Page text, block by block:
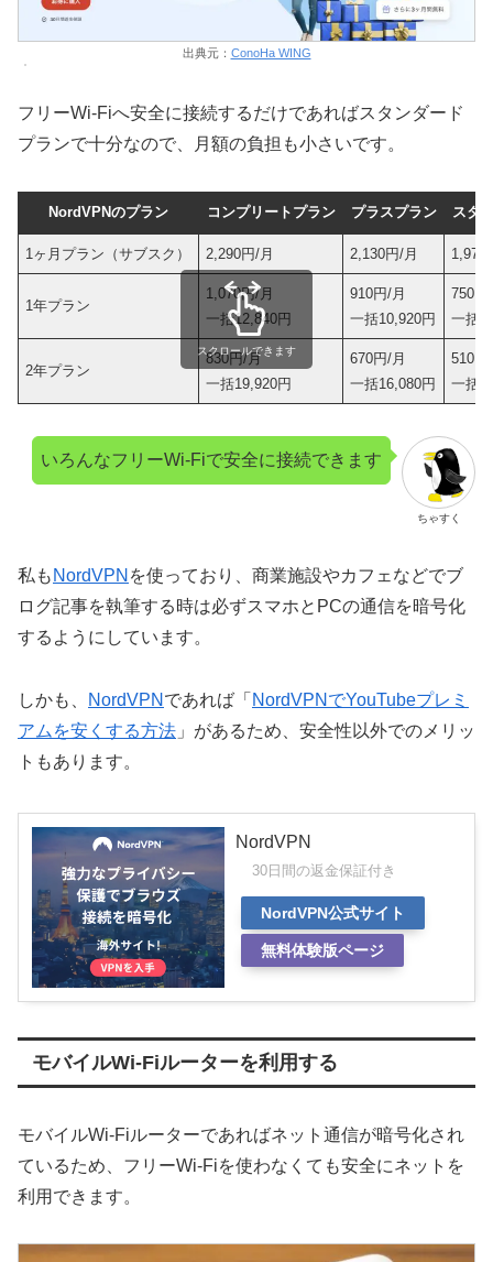
出典元： ConoHa WING
フリーWi-Fiへ安全に接続するだけであればスタンダード
プランで十分なので、月額の負担も小さいです。
NordVPNのプラン コンプリートプラン プラスプラン スタ
1ヶ月プラン（サブスク） 2,290円/月 2,130円/月 1,970
1年プラン
1,070円/月
一括12,840円
910円/月
一括10,920円
750円
一括
2年プラン
830円/月
一括19,920円
670円/月
一括16,080円
510円
一括
スクロールできます
ちゃすく
いろんなフリーWi-Fiで安全に接続できます
私も NordVPN を使っており、商業施設やカフェなどでブ
ログ記事を執筆する時は必ずスマホとPCの通信を暗号化
するようにしています。
しかも、 NordVPN であれば「 NordVPNでYouTubeプレミ
アムを安くする方法 」があるため、安全性以外でのメリッ
トもあります。
NordVPN
30日間の返金保証付き
NordVPN公式サイト
無料体験版ページ
モバイルWi-Fiルーターを利用する
モバイルWi-Fiルーターであればネット通信が暗号化され
ているため、フリーWi-Fiを使わなくても安全にネットを
利用できます。